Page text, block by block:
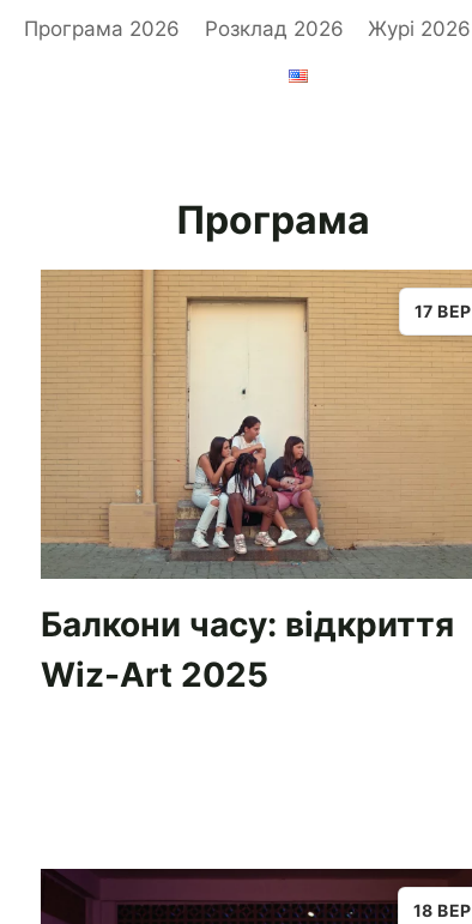
Програма 2026 Розклад 2026 Журі 2026
Програма
17 ВЕР
Балкони часу: відкриття
Wiz-Art 2025
18 ВЕР